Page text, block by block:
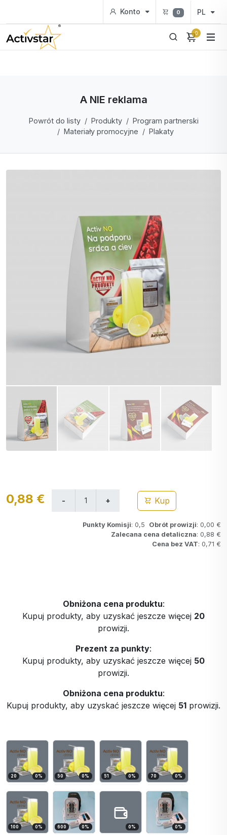
Konto 0 PL
0
A NIE reklama
Powrót do listy Produkty
Program partnerski
Materiały promocyjne
Plakaty
0,88 € Kup
Punkty Komisji: 0,5 Obrót prowizji: 0,00 €
Zalecana cena detaliczna: 0,88 €
Cena bez VAT: 0,71 €
Obniżona cena produktu:
Kupuj produkty, aby uzyskać jeszcze więcej 20
prowizji.
Prezent za punkty:
Kupuj produkty, aby uzyskać jeszcze więcej 50
prowizji.
Obniżona cena produktu:
Kupuj produkty, aby uzyskać jeszcze więcej 51 prowizji.
20 0% 50 0% 51 0% 70 0%
100 0% 600 0% 0% 0%